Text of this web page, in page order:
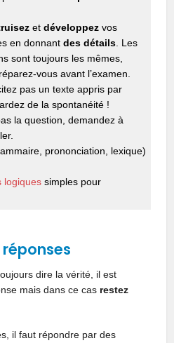
etdéveloppezvos
en donnantdes détails . Les
sont toujours les mêmes,
vous avant l’examen.
pas un texte appris par
de la spontanéité !
la question, demandez à
prononciation, lexique)
logiques simples pour
dire la vérité, il est
mais dans ce cas restez
il faut répondre par des